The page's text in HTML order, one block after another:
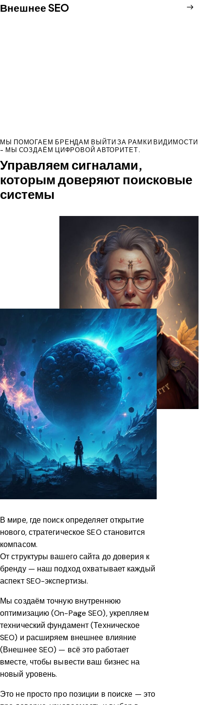
Внешнее SEO
МЫ ПОМОГАЕМ БРЕНДАМ ВЫЙТИ ЗА РАМКИ ВИДИМОСТИ
- МЫ СОЗДАЁМ ЦИФРОВОЙ АВТОРИТЕТ.
Управляем сигналами,
которым доверяют поисковые
системы
В мире, где поиск определяет открытие
нового, стратегическое SEO становится
компасом.
От структуры вашего сайта до доверия к
бренду — наш подход охватывает каждый
аспект SEO-экспертизы.
Мы создаём точную внутреннюю
оптимизацию (On-Page SEO), укрепляем
технический фундамент (Техническое
SEO) и расширяем внешнее влияние
(Внешнее SEO) — всё это работает
вместе, чтобы вывести ваш бизнес на
новый уровень.
Это не просто про позиции в поиске — это